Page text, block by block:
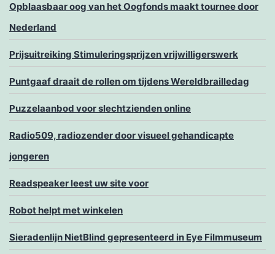
Opblaasbaar oog van het Oogfonds maakt tournee door
Nederland
Prijsuitreiking Stimuleringsprijzen vrijwilligerswerk
Puntgaaf draait de rollen om tijdens Wereldbrailledag
Puzzelaanbod voor slechtzienden online
Radio509, radiozender door visueel gehandicapte
jongeren
Readspeaker leest uw site voor
Robot helpt met winkelen
Sieradenlijn NietBlind gepresenteerd in Eye Filmmuseum